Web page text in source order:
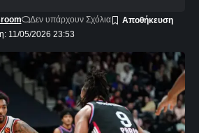
11/05/2026 23:53
Δεν υπάρχουν Σχόλια